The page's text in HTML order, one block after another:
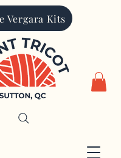
Vergara Kits